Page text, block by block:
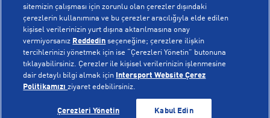
SEPETE EKLE
SEPETE EKLE
Hakkımızda
Mağazalarımız
Bilgi Toplumu Hizmetleri
Gizlilik Politikası
İşlem Rehberi
YARDIM
Sipariş Takibi
İptal & İade
Sıkça Sorulan Sorular
POPÜLER KOLEKSİYONLAR
Voleybol Milli Takım Formaları
sitemizin çalışması için zorunlu olan çerezler dışındaki
çerezlerin kullanımına ve bu çerezler aracılığıyla elde edilen
kişisel verilerinizin yurt dışına aktarılmasına onay
vermiyorsanız Reddedin seçeneğine; çerezlere ilişkin
tercihlerinizi yönetmek için ise “Çerezleri Yönetin” butonuna
tıklayabilirsiniz. Çerezler ile kişisel verilerinizin işlenmesine
dair detaylı bilgi almak için
Intersport Website Çerez
Politikamızıziyaret edebilirsiniz.
Çerezleri Yönetin Kabul Edin